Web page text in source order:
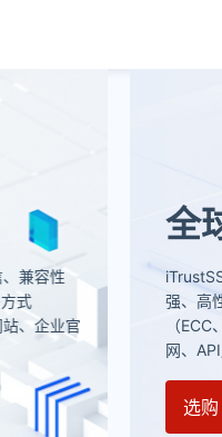
书
的一款全球可信、兼容性
持主流的加密方式
、适用于个人网站、企业官
用场景。
证书